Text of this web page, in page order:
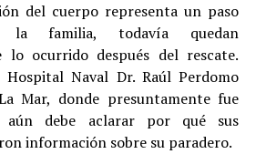
del cuerpo representa un paso
la familia, todavía quedan
lo ocurrido después del rescate.
Naval Dr. Raúl Perdomo
Mar, donde presuntamente fue
aún debe aclarar por qué sus
información sobre su paradero.